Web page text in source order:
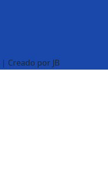
| Creado por JB